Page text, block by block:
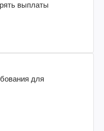
выплаты
для